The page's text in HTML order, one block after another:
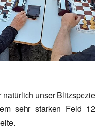
unser Blitzspezie
sehr starken Feld 12